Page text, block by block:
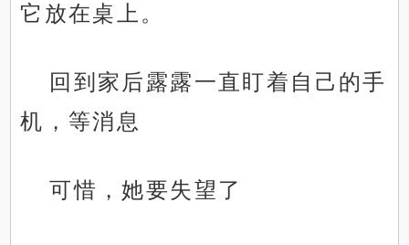
它放在桌上。
回到家后露露一直盯着自己的手
机，等消息
可惜，她要失望了